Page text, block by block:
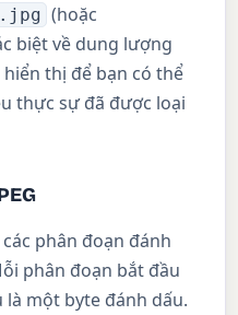
(hoặc
biệt về dung lượng
thị để bạn có thể
thực sự đã được loại
phân đoạn đánh
phân đoạn bắt đầu
là một byte đánh dấu.